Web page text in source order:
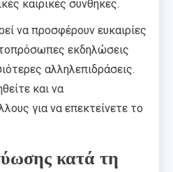
καιρικές συνθήκες.
να προσφέρουν ευκαιρίες
εκδηλώσεις
αλληλεπιδράσεις.
και να
για να επεκτείνετε το
κατά τη